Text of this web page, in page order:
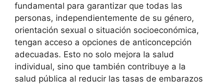
fundamental para garantizar que todas las
personas, independientemente de su género,
orientación sexual o situación socioeconómica,
tengan acceso a opciones de anticoncepción
adecuadas. Esto no solo mejora la salud
individual, sino que también contribuye a la
salud pública al reducir las tasas de embarazos